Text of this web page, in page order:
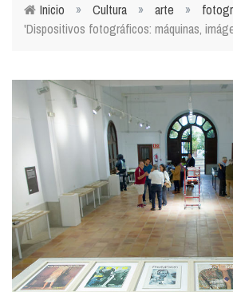
Usted está aquí
Inicio » Cultura » arte »
'Dispositivos fotográficos: máquinas,